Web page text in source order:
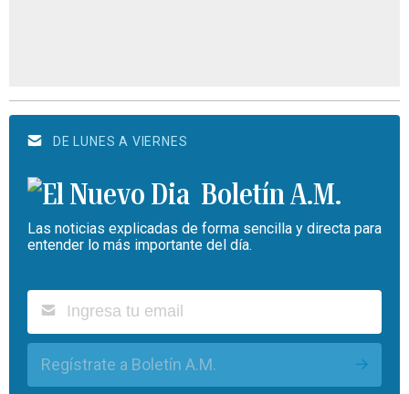
DE LUNES A VIERNES
Boletín A.M.
Las noticias explicadas de forma sencilla y directa para
entender lo más importante del día.
Regístrate a Boletín A.M.